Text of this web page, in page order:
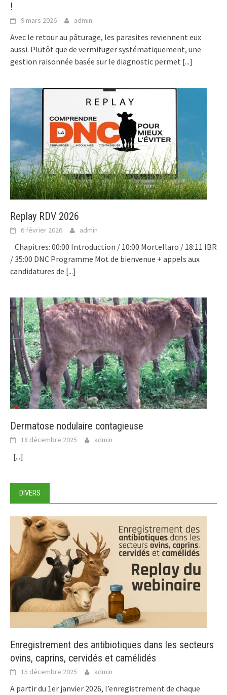
!
9 mars 2026 admin
Avec le retour au pâturage, les parasites reviennent eux
aussi. Plutôt que de vermifuger systématiquement, une
gestion raisonnée basée sur le diagnostic permet [...]
Replay RDV 2026
6 février 2026 admin
Chapitres: 00:00 Introduction / 10:00 Mortellaro / 18:11 IBR
/ 35:00 DNC Programme Mot de bienvenue + appels aux
candidatures de [...]
Dermatose nodulaire contagieuse
18 décembre 2025 admin
[...]
DIVERS
Enregistrement des antibiotiques dans les secteurs
ovins, caprins, cervidés et camélidés
15 décembre 2025 admin
A partir du 1er janvier 2026, l’enregistrement de chaque